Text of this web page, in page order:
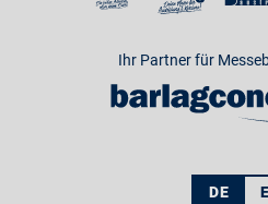
Ihr Partner für
DE